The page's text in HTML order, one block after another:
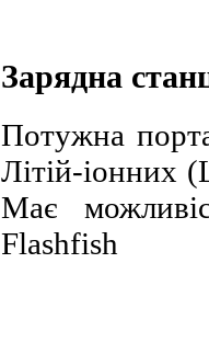
Зарядна
Потужна
Літій-іонних
Має
Flashfish